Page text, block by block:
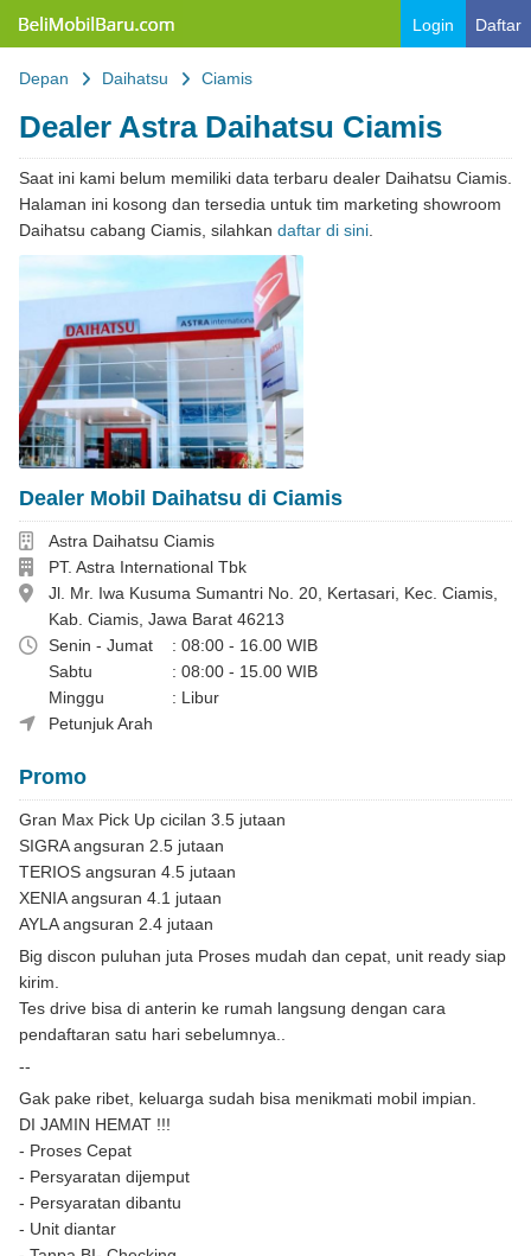
Login Daftar
Depan Daihatsu Ciamis
Dealer Astra Daihatsu Ciamis
Saat ini kami belum memiliki data terbaru dealer Daihatsu Ciamis.
Halaman ini kosong dan tersedia untuk tim marketing showroom
Daihatsu cabang Ciamis, silahkan daftar di sini
Dealer Mobil Daihatsu di Ciamis
Dealer
Astra Daihatsu Ciamis
Perusahaan
PT. Astra International Tbk
Alamat
Jl. Mr. Iwa Kusuma Sumantri No. 20, Kertasari, Kec. Ciamis,
Kab. Ciamis, Jawa Barat 46213
Jam Operasional
Senin - Jumat
: 08:00 - 16.00 WIB
Sabtu
: 08:00 - 15.00 WIB
Minggu
: Libur
Salman 0821-1849-7381
Petunjuk Arah
Promo
Gran Max Pick Up cicilan 3.5 jutaan
SIGRA angsuran 2.5 jutaan
TERIOS angsuran 4.5 jutaan
XENIA angsuran 4.1 jutaan
AYLA angsuran 2.4 jutaan
Big discon puluhan juta Proses mudah dan cepat, unit ready siap
kirim.
Tes drive bisa di anterin ke rumah langsung dengan cara
pendaftaran satu hari sebelumnya..
--
Gak pake ribet, keluarga sudah bisa menikmati mobil impian.
DI JAMIN HEMAT !!!
- Proses Cepat
- Persyaratan dijemput
- Persyaratan dibantu
- Unit diantar